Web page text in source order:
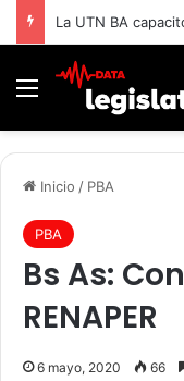
La UTN BA
Menú
Inicio / PBA
PBA
Bs As:
RENAPER
6 mayo, 2020 66